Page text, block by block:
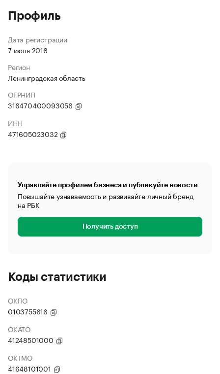
Профиль
Дата регистрации
7 июля 2016
Регион
Ленинградская область
ОГРНИП
316470400093056
ИНН
471605023032
Управляйте профилем бизнеса и публикуйте новости
Повышайте узнаваемость и развивайте личный бренд
на РБК
Получить доступ
Коды статистики
ОКПО
0103755616
ОКАТО
41248501000
ОКТМО
41648101001